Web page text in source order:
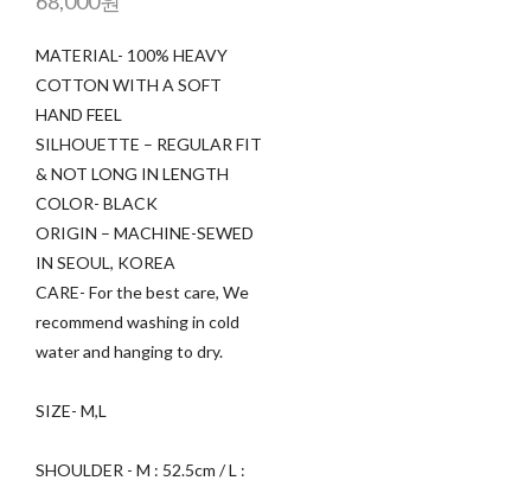
MATERIAL- 100% HEAVY
COTTON WITH A SOFT
HAND FEEL
SILHOUETTE – REGULAR FIT
& NOT LONG IN LENGTH
COLOR- BLACK
ORIGIN – MACHINE-SEWED
IN SEOUL, KOREA
CARE- For the best care, We
recommend washing in cold
water and hanging to dry.
SIZE- M,L
SHOULDER - M : 52.5cm / L :